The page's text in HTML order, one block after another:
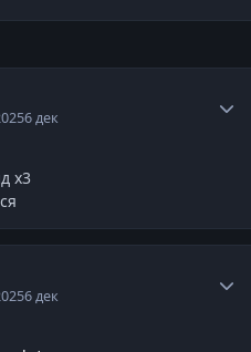
6 дек
х3
6 дек